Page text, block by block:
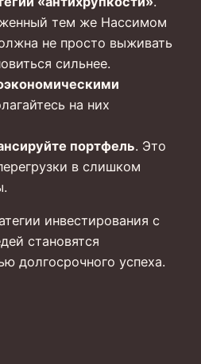
тем же Нассимом
не просто выживать
сильнее.
на них
портфель. Это
в слишком
инвестирования с
становятся
долгосрочного успеха.